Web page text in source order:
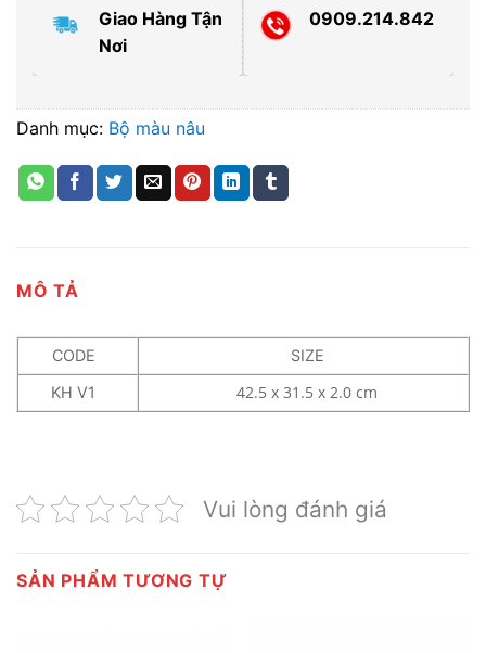
Giao Hàng Tận
Nơi
0909.214.842
Danh mục: Bộ màu nâu
MÔ TẢ
CODE
SIZE
KH V1
42.5 x 31.5 x 2.0 cm
Vui lòng đánh giá
SẢN PHẨM TƯƠNG TỰ